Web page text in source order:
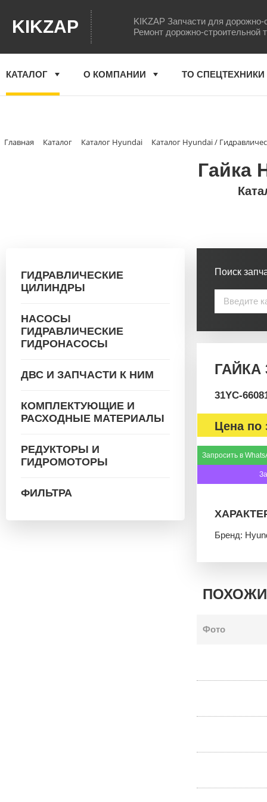
KIKZAP
KIKZAP Запчасти для дорожно-
Ремонт дорожно-строительной
КАТАЛОГ О КОМПАНИИ ТО СПЕЦТЕХНИКИ
Главная Каталог Каталог Hyundai Каталог Hyundai /
Гайка
ГИДРАВЛИЧЕСКИЕ
ЦИЛИНДРЫ
НАСОСЫ
ГИДРАВЛИЧЕСКИЕ
ГИДРОНАСОСЫ
ДВС И ЗАПЧАСТИ К НИМ
КОМПЛЕКТУЮЩИЕ И
РАСХОДНЫЕ МАТЕРИАЛЫ
РЕДУКТОРЫ И
ГИДРОМОТОРЫ
ФИЛЬТРА
Поиск
ГАЙКА
31YC-
Цена по
Запросить в
Бренд:
Фото